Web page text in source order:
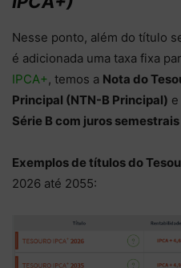
Nesse ponto, além do título
é adicionada uma taxa fixa
IPCA+, temos a Nota do
Principal (NTN-B Principal) e
Série B com juros
Exemplos de títulos do
2026 até 2055: